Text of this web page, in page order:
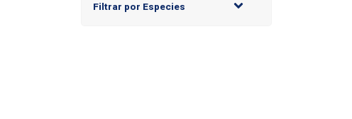
Filtrar por Especies